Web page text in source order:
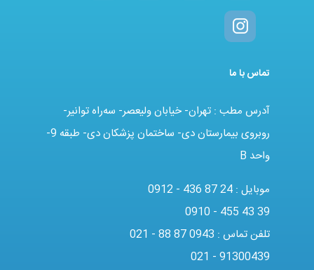
تماس با ما
آدرس مطب : تهران- خیابان ولیعصر- سه‌راه توانیر-
روبروی بیمارستان دی- ساختمان پزشکان دی- طبقه 9-
واحد B
موبایل : 0912 - 436 87 24
0910 - 455 43 39
تلفن تماس : 021 - 88 87 0943
021 - 91300439